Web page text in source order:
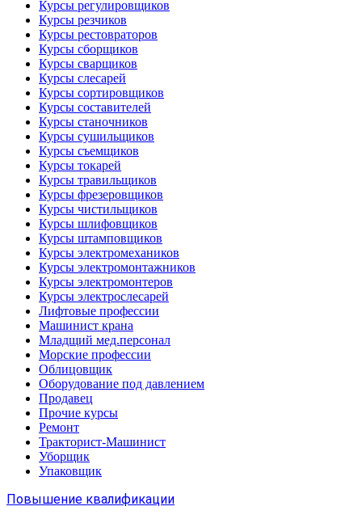
Курсы регулировщиков
Курсы резчиков
Курсы рестовраторов
Курсы сборщиков
Курсы сварщиков
Курсы слесарей
Курсы сортировщиков
Курсы составителей
Курсы станочников
Курсы сушильщиков
Курсы съемщиков
Курсы токарей
Курсы травильщиков
Курсы фрезеровщиков
Курсы чистильщиков
Курсы шлифовщиков
Курсы штамповщиков
Курсы электромехаников
Курсы электромонтажников
Курсы электромонтеров
Курсы электрослесарей
Лифтовые профессии
Машинист крана
Младщий мед.персонал
Морские профессии
Облицовщик
Оборудование под давлением
Продавец
Прочие курсы
Ремонт
Тракторист-Машинист
Уборщик
Упаковщик
Повышение квалификации